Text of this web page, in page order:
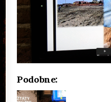
Podobne: